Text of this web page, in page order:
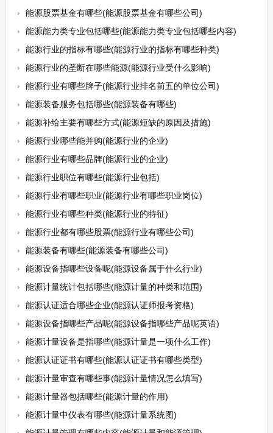
能源股票基金有哪些(能源股票基金有哪些公司)
能源能力类专业包括哪些(能源能力类专业包括哪些内容)
能源行业的指标有哪些(能源行业的指标有哪些种类)
能源行业的垄断在哪些能源(能源行业受什么影响)
能源行业有哪些牌子(能源行业排名前五的单位公司)
能源装备服务包括哪些(能源装备有哪些)
能源补给主要有哪些方式(能源短缺的原因及措施)
能源行业哪些能并购(能源行业的企业)
能源行业有哪些品牌(能源行业的企业)
能源行业职位有哪些(能源行业包括)
能源行业有哪些职业(能源行业有哪些职业岗位)
能源行业有哪些种类(能源行业的特征)
能源行业都有哪些股票(能源行业有哪些公司)
能源装备有哪些(能源装备有哪些公司)
能源设备指哪些设备呢(能源设备属于什么行业)
能源计量统计包括哪些(能源计量的种类和范围)
能源认证适合哪些企业(能源认证师报考资格)
能源设备指哪些产品呢(能源设备指哪些产品呢英语)
能源计量设备是指哪些(能源计量是一项什么工作)
能源认证证书有哪些(能源认证证书有哪些类型)
能源计量审查有哪些事(能源计量情况怎么填写)
能源计量器包括哪些(能源计量的作用)
能源计量中仪表有哪些(能源计量系统图)